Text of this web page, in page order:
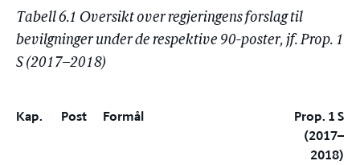
Tabell 6.1 Oversikt over regjeringens forslag til
bevilgninger under de respektive 90-poster, jf. Prop. 1
S (2017–2018)
Kap. Post Formål
Prop. 1 S
(2017–
2018)